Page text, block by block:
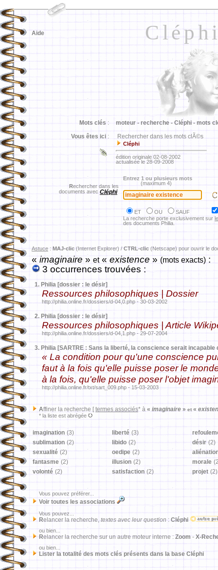
Aide
Mots clés : moteur - recherche - Cléphi - mots
Vous êtes ici : Rechercher dans les mots clÃ©s
Cléphi
édition originale 02-08-2002
actualisée le 28-09-2008
Rechercher dans les
documents avec Cléphi
Entrez 1 ou plusieurs mots
(maximum 4)
ET OU
SAUF
La recherche porte exclusivement sur
des documents Philia.
Astuce : MAJ-clic (Internet Explorer) / CTRL-clic (Netscape) pour ouvrir le
«imaginaire » et« existence » (mots exacts) :
3 occurrences trouvées :
1. Philia [dossier : le désir]
Ressources philosophiques | Dossier
http://philia.online.fr/dossiers/d-04,0.php - 30-03-2002
2. Philia [dossier : le désir]
Ressources philosophiques | Article
http://philia.online.fr/dossiers/d-04,1.php - 29-07-2004
3. Philia [SARTRE : Sans la liberté, la conscience serait incapable
« La condition pour qu'une conscience
faut à la fois qu'elle puisse poser le
à la fois, qu'elle puisse poser l'objet
http://philia.online.fr/txt/sart_009.php - 15-03-2003
Affiner la recherche [ termes associés* à « imaginaire » et«
* la liste est abrégée
imagination (3) liberté (3)
sublimation (2) libido (2) désir (2)
sexualité (2) oedipe (2)
fantasme (2) illusion (2) morale
volonté (2) satisfaction (2) projet (2)
Vous pouvez préférer...
Voir toutes les associations
Vous pouvez...
Relancer la recherche, textes avec leur question : Cléphi
ou bien...
Relancer la recherche sur un autre moteur interne : Zoom - X-
ou bien...
Lister la totalité des mots clés présents dans la base Cléphi